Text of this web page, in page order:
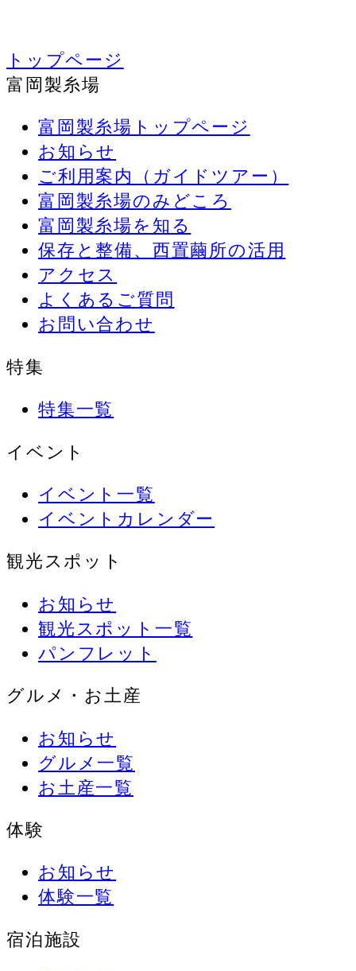
トップページ
富岡製糸場
富岡製糸場トップページ
お知らせ
ご利用案内（ガイドツアー）
富岡製糸場のみどころ
富岡製糸場を知る
保存と整備、西置繭所の活用
アクセス
よくあるご質問
お問い合わせ
特集
特集一覧
イベント
イベント一覧
イベントカレンダー
観光スポット
お知らせ
観光スポット一覧
パンフレット
グルメ・お土産
お知らせ
グルメ一覧
お土産一覧
体験
お知らせ
体験一覧
宿泊施設